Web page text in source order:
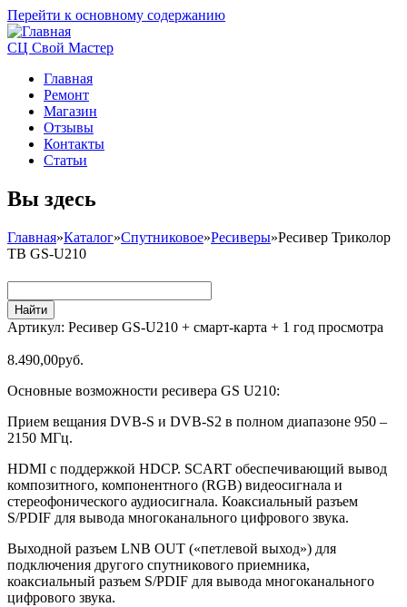
Перейти к основному содержанию
СЦ Свой Мастер
Главная
Ремонт
Магазин
Отзывы
Контакты
Статьи
Вы здесь
Главная»Каталог»Спутниковое»Ресиверы»Ресивер Триколор
ТВ GS-U210
Артикул: Ресивер GS-U210 + смарт-карта + 1 год просмотра
8.490,00руб.
Основные возможности ресивера GS U210:
Прием вещания DVB-S и DVB-S2 в полном диапазоне 950 –
2150 МГц.
HDMI с поддержкой HDCP. SCART обеспечивающий вывод
композитного, компонентного (RGB) видеосигнала и
стереофонического аудиосигнала. Коаксиальный разъем
S/PDIF для вывода многоканального цифрового звука.
Выходной разъем LNB OUT («петлевой выход») для
подключения другого спутникового приемника,
коаксиальный разъем S/PDIF для вывода многоканального
цифрового звука.